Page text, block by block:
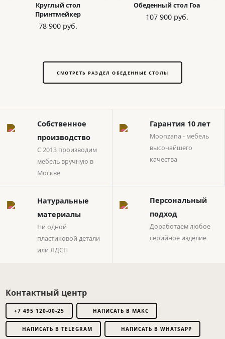
Круглый стол
Принтмейкер
78 900 руб.
Обеденный стол Гоа
107 900 руб.
СМОТРЕТЬ РАЗДЕЛ ОБЕДЕННЫЕ СТОЛЫ
Собственное
производство
С 2013 производим
мебель вручную в
Москве
Гарантия 10 лет
Moonzana - мебель
высочайшего
качества
Натуральные
материалы
Ни одной
пластиковой детали
или ЛДСП
Персональный
подход
Доработаем любое
серийное изделие
Контактный центр
+7 495 120-00-25 НАПИСАТЬ В МАКС
НАПИСАТЬ В TELEGRAM НАПИСАТЬ В WHATSAPP